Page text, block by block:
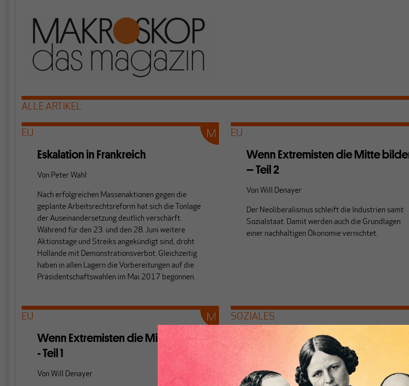
ALLE ARTIKEL
EU
Eskalation in Frankreich
Von Peter Wahl
Nach erfolgreichen Massenaktionen gegen die
geplante Arbeitsrechtsreform hat sich die Tonlage
der Auseinandersetzung deutlich verschärft.
Während für den 23. und den 28. Juni weitere
Aktionstage und Streiks angekündigt sind, droht
Hollande mit Demonstrationsverbot. Gleichzeitig
haben in allen Lagern die Vorbereitungen auf die
Präsidentschaftswahlen im Mai 2017 begonnen.
EU
Wenn Extremisten die Mitte
– Teil 2
Von Will Denayer
Der Neoliberalismus schleift die Industrien samt
Sozialstaat. Damit werden auch die Grundlagen
einer nachhaltigen Ökonomie vernichtet.
EU
Wenn Extremisten die Mitte bilden
- Teil 1
Von Will Denayer
SOZIALES
Die duale Krankenversicherung
Von Hartmut Reiners
Durch die Besonderheiten des deutschen